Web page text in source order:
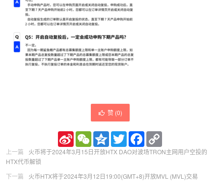
赞 (0)
Sina
Weibo
WeChatQzoneTwitterFacebook
上一篇
火币将于2024年3月15日开放HTX DAO对波场TRON主网用户空投的
HTX代币解锁
下一篇
火币HTX将于2024年3月12日19:00(GMT+8)开放MVL (MVL)交易